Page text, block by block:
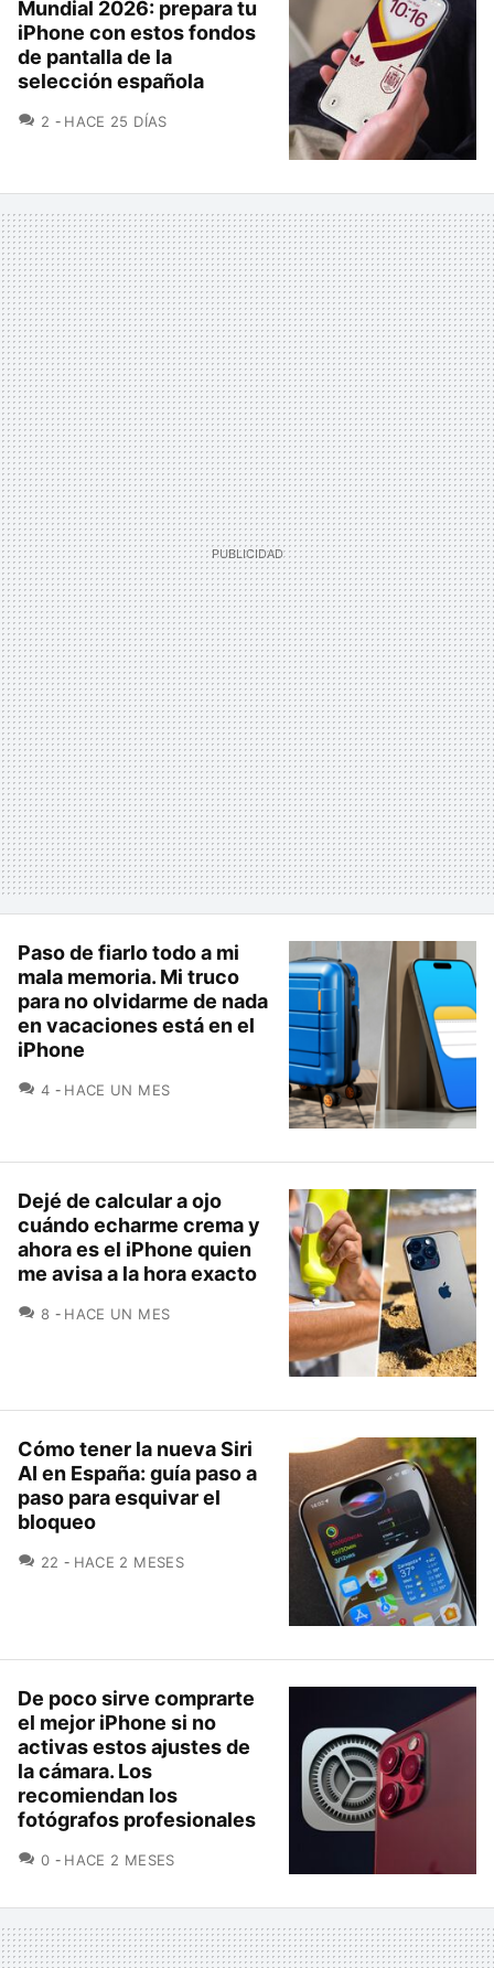
Mundial 2026: prepara tu
iPhone con estos fondos
de pantalla de la
selección española
2 COMENTARIOS
HACE 25 DÍAS
Paso de fiarlo todo a mi
mala memoria. Mi truco
para no olvidarme de nada
en vacaciones está en el
iPhone
4 COMENTARIOS
HACE UN MES
Dejé de calcular a ojo
cuándo echarme crema y
ahora es el iPhone quien
me avisa a la hora exacto
8 COMENTARIOS
HACE UN MES
Cómo tener la nueva Siri
AI en España: guía paso a
paso para esquivar el
bloqueo
22 COMENTARIOS
HACE 2 MESES
De poco sirve comprarte
el mejor iPhone si no
activas estos ajustes de
la cámara. Los
recomiendan los
fotógrafos profesionales
0 COMENTARIOS
HACE 2 MESES